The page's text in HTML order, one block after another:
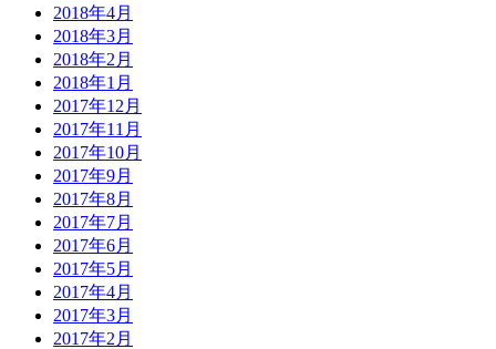
2018年4月
2018年3月
2018年2月
2018年1月
2017年12月
2017年11月
2017年10月
2017年9月
2017年8月
2017年7月
2017年6月
2017年5月
2017年4月
2017年3月
2017年2月